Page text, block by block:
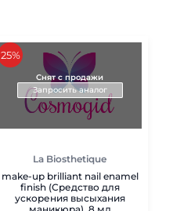
Снят с продажи
Запросить аналог
скидка
25%
La Biosthetique
make-up brilliant nail enamel
finish (Средство для
ускорения высыхания